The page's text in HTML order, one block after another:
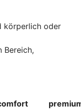
körperlich oder
Bereich,